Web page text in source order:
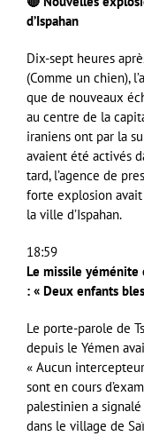
d’Ispahan
Dix-sept heures
(Comme un chien),
que de nouveaux
au centre de la
iraniens ont par la
avaient été activés
tard, l’agence de
forte explosion
la ville d’Ispahan.
18:59
Le missile yéménite
: « Deux enfants
Le porte-parole de
depuis le Yémen
« Aucun
sont en cours
palestinien a
dans le village de